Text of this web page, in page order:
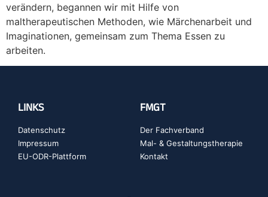
verändern, begannen wir mit Hilfe von
maltherapeutischen Methoden, wie Märchenarbeit und
Imaginationen, gemeinsam zum Thema Essen zu
arbeiten.
LINKS
Datenschutz
Impressum
EU-ODR-Plattform
FMGT
Der Fachverband
Mal- & Gestaltungstherapie
Kontakt